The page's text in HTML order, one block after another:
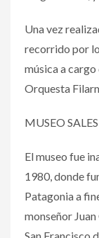
Una vez
recorrido por
música a cargo
Orquesta
MUSEO
El museo fue
1980, donde
Patagonia a
monseñor